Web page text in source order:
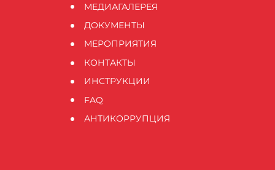
МЕДИАГАЛЕРЕЯ
ДОКУМЕНТЫ
МЕРОПРИЯТИЯ
КОНТАКТЫ
ИНСТРУКЦИИ
FAQ
АНТИКОРРУПЦИЯ